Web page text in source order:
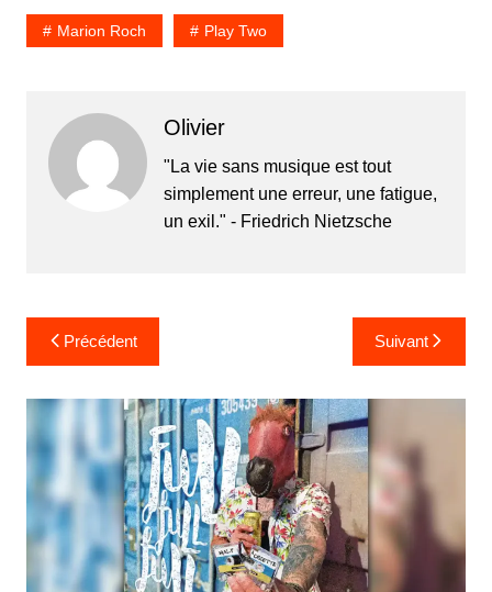
Marion Roch Play Two
Olivier
"La vie sans musique est tout
simplement une erreur, une fatigue,
un exil." - Friedrich Nietzsche
Navigation
de
l’article
Précédent Suivant